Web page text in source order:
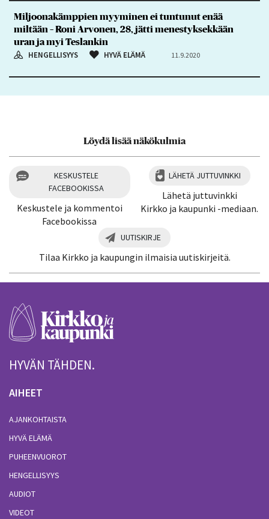
Miljoonakämppien myyminen ei tuntunut enää
miltään – Roni Arvonen, 28, jätti menestyksekkään
uran ja myi Teslankin
HENGELLISYYS HYVÄ ELÄMÄ 11.9.2020
Löydä lisää näkökulmia
KESKUSTELE
FACEBOOKISSA
Keskustele ja kommentoi
Facebookissa
LÄHETÄ JUTTUVINKKI
Lähetä juttuvinkki
Kirkko ja kaupunki -mediaan.
UUTISKIRJE
Tilaa Kirkko ja kaupungin ilmaisia uutiskirjeitä.
HYVÄN TÄHDEN.
AIHEET
AJANKOHTAISTA
HYVÄ ELÄMÄ
PUHEENVUOROT
HENGELLISYYS
AUDIOT
VIDEOT